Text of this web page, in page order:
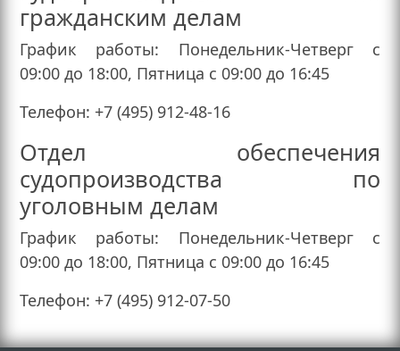
гражданским делам
График работы: Понедельник-Четверг с
09:00 до 18:00, Пятница с 09:00 до 16:45
Телефон: +7 (495) 912-48-16
Отдел обеспечения
судопроизводства по
уголовным делам
График работы: Понедельник-Четверг с
09:00 до 18:00, Пятница с 09:00 до 16:45
Телефон: +7 (495) 912-07-50